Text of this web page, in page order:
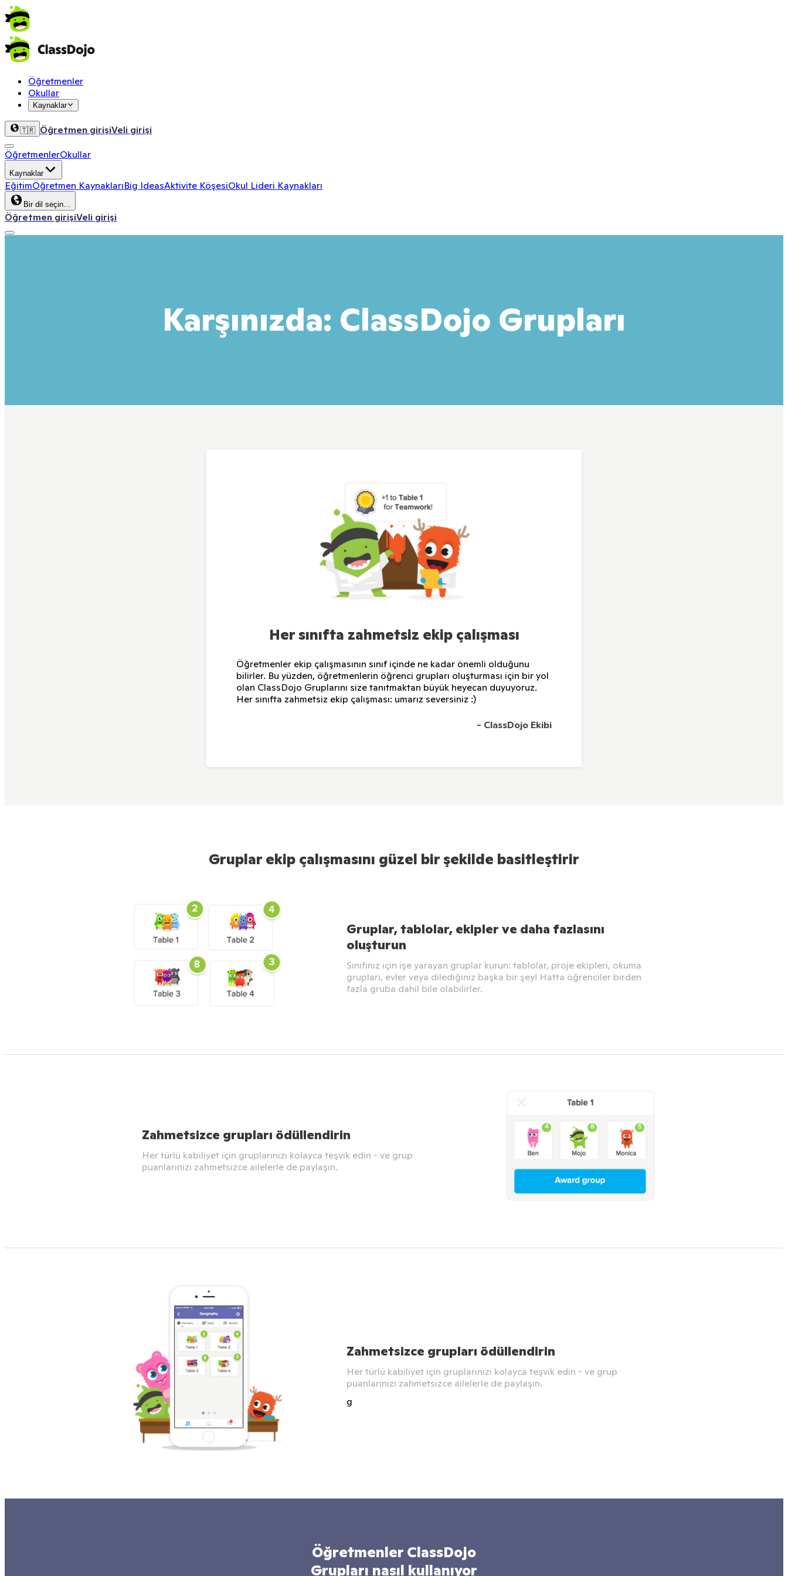
Öğretmenler
Okullar
Kaynaklar
🇹🇷 Öğretmen girişiVeli girişi
ÖğretmenlerOkullar
Kaynaklar
EğitimÖğretmen KaynaklarıBig IdeasAktivite KöşesiOkul Lideri Kaynakları
Bir dil seçin…
Öğretmen girişiVeli girişi
Karşınızda: ClassDojo Grupları
Her sınıfta zahmetsiz ekip çalışması
Öğretmenler ekip çalışmasının sınıf içinde ne kadar önemli olduğunu
bilirler. Bu yüzden, öğretmenlerin öğrenci grupları oluşturması için bir yol
olan ClassDojo Gruplarını size tanıtmaktan büyük heyecan duyuyoruz.
Her sınıfta zahmetsiz ekip çalışması: umarız seversiniz :)
- ClassDojo Ekibi
Gruplar ekip çalışmasını güzel bir şekilde basitleştirir
Gruplar, tablolar, ekipler ve daha fazlasını
oluşturun
Sınıfınız için işe yarayan gruplar kurun: tablolar, proje ekipleri, okuma
grupları, evler veya dilediğiniz başka bir şey! Hatta öğrenciler birden
fazla gruba dahil bile olabilirler.
Zahmetsizce grupları ödüllendirin
Her türlü kabiliyet için gruplarınızı kolayca teşvik edin - ve grup
puanlarınızı zahmetsizce ailelerle de paylaşın.
Zahmetsizce grupları ödüllendirin
Her türlü kabiliyet için gruplarınızı kolayca teşvik edin - ve grup
puanlarınızı zahmetsizce ailelerle de paylaşın.
g
Öğretmenler ClassDojo
Grupları nasıl kullanıyor